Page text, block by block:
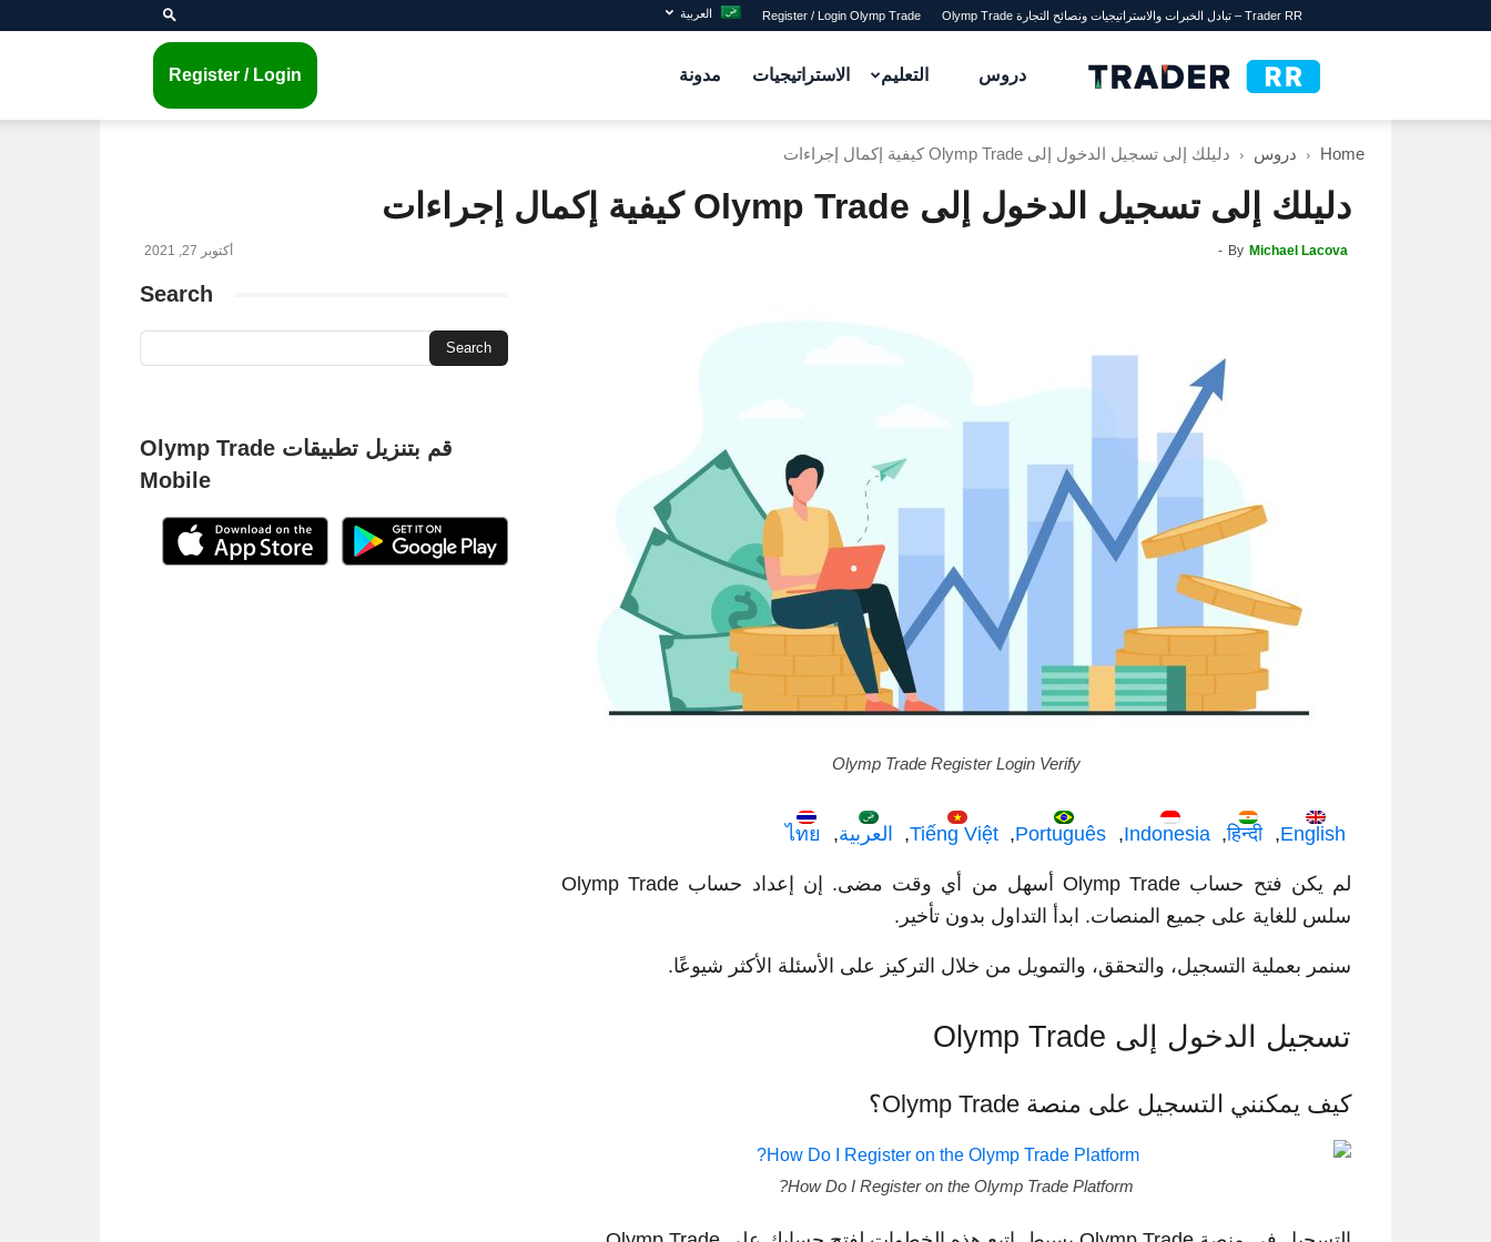
Trader RR – تبادل الخبرات والاستراتيجيات ونصائح التجارة Olymp Trade Register / Login Olymp Trade العربية
TraderRRدروس التعليم الاستراتيجيات مدونة Register / Login
Home دروس دليلك إلى تسجيل الدخول إلى Olymp Trade كيفية إكمال إجراءات
دليلك إلى تسجيل الدخول إلى Olymp Trade كيفية إكمال إجراءات
By Michael Lacova
- أكتوبر 27, 2021
Olymp Trade Register Login Verify
English
हिन्दी
Indonesia
Português
Tiếng Việt العربية ไทย
لم يكن فتح حساب Olymp Trade أسهل من أي وقت مضى. إن إعداد حساب Olymp Trade
سلس للغاية على جميع المنصات. ابدأ التداول بدون تأخير.
سنمر بعملية التسجيل، والتحقق، والتمويل من خلال التركيز على الأسئلة الأكثر شيوعًا.
تسجيل الدخول إلى Olymp Trade
كيف يمكنني التسجيل على منصة Olymp Trade؟
How Do I Register on the Olymp Trade Platform?
Search
قم بتنزيل تطبيقات Olymp Trade
Mobile